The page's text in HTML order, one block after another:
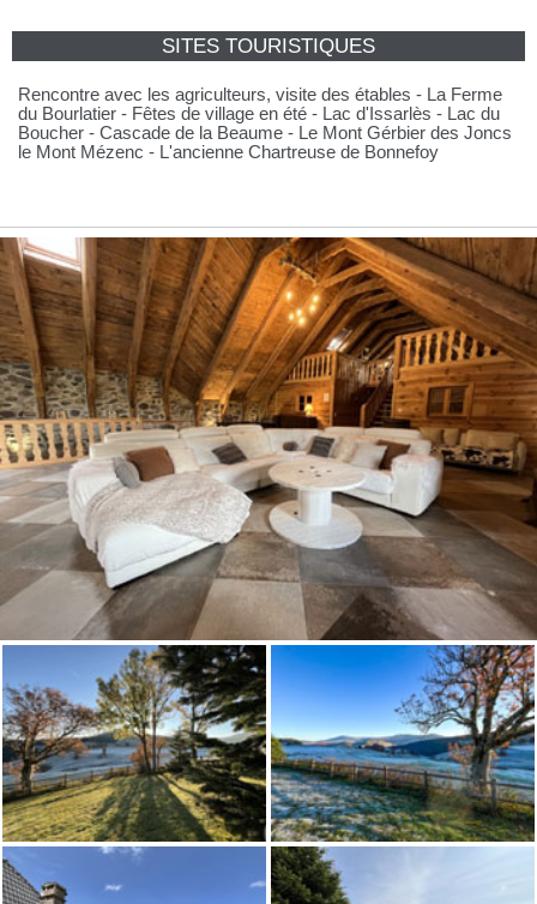
SITES TOURISTIQUES
Rencontre avec les agriculteurs, visite des étables - La Ferme
du Bourlatier - Fêtes de village en été - Lac d'Issarlès - Lac du
Boucher - Cascade de la Beaume - Le Mont Gérbier des Joncs
le Mont Mézenc - L'ancienne Chartreuse de Bonnefoy